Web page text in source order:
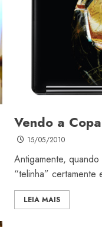
Vendo a
15/05/2010
Antigamente,
“telinha” certamente
LEIA MAIS